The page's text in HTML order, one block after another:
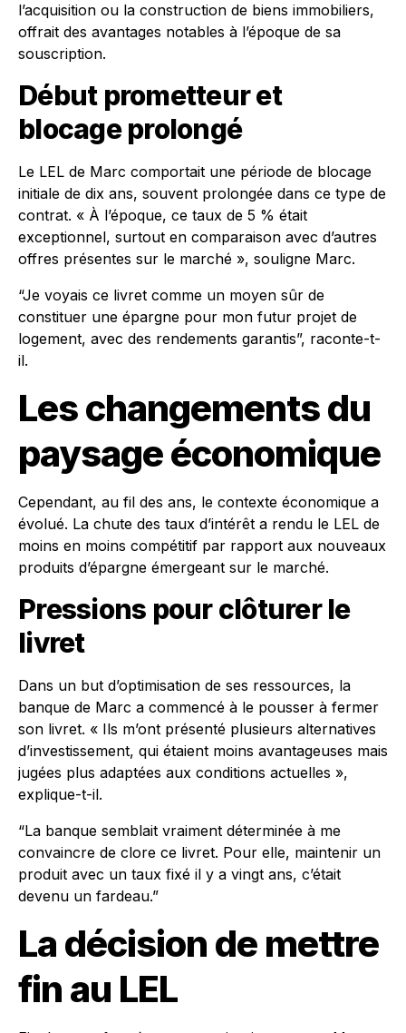
l’acquisition ou la construction de biens immobiliers,
offrait des avantages notables à l’époque de sa
souscription.
Début prometteur et
blocage prolongé
Le LEL de Marc comportait une période de blocage
initiale de dix ans, souvent prolongée dans ce type de
contrat. « À l’époque, ce taux de 5 % était
exceptionnel, surtout en comparaison avec d’autres
offres présentes sur le marché », souligne Marc.
“Je voyais ce livret comme un moyen sûr de
constituer une épargne pour mon futur projet de
logement, avec des rendements garantis”, raconte-t-
il.
Les changements du
paysage économique
Cependant, au fil des ans, le contexte économique a
évolué. La chute des taux d’intérêt a rendu le LEL de
moins en moins compétitif par rapport aux nouveaux
produits d’épargne émergeant sur le marché.
Pressions pour clôturer le
livret
Dans un but d’optimisation de ses ressources, la
banque de Marc a commencé à le pousser à fermer
son livret. « Ils m’ont présenté plusieurs alternatives
d’investissement, qui étaient moins avantageuses mais
jugées plus adaptées aux conditions actuelles »,
explique-t-il.
“La banque semblait vraiment déterminée à me
convaincre de clore ce livret. Pour elle, maintenir un
produit avec un taux fixé il y a vingt ans, c’était
devenu un fardeau.”
La décision de mettre
fin au LEL